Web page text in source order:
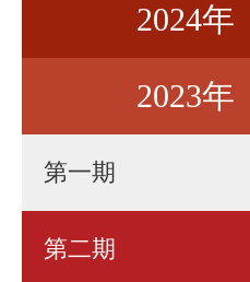
第四期
第五期
第三期
第四期
2024年
第二期
第三期
2023年
第一期
第二期